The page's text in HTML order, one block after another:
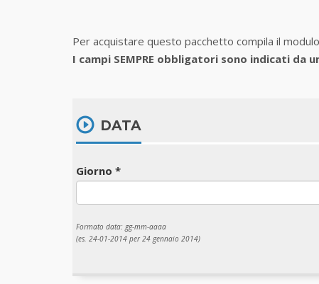
Per acquistare questo pacchetto compila il
I campi SEMPRE obbligatori sono indicati da
DATA
Giorno *
Formato data: gg-mm-aaaa
(es. 24-01-2014 per 24 gennaio 2014)